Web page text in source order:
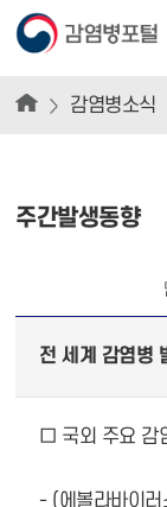
감염병소식
주간발생동향
전 세계 감염병
□ 국외 주요 감
- (에볼라바이